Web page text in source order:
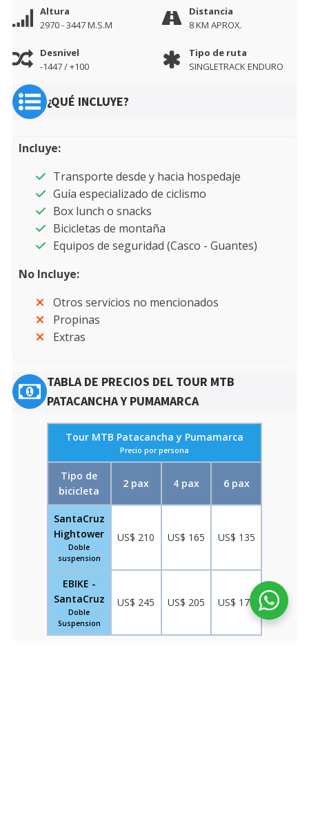
Altura
2970 - 3447 M.S.M
Distancia
8 KM APROX.
Desnivel
-1447 / +100
Tipo de ruta
SINGLETRACK ENDURO
¿QUÉ INCLUYE?
Incluye:
Transporte desde y hacia hospedaje
Guía especializado de ciclismo
Box lunch o snacks
Bicicletas de montaña
Equipos de seguridad (Casco - Guantes)
No Incluye:
Otros servicios no mencionados
Propinas
Extras
TABLA DE PRECIOS DEL TOUR MTB
PATACANCHA Y PUMAMARCA
Tour MTB Patacancha y Pumamarca
Precio por persona
Tipo de
bicicleta
2 pax 4 pax 6 pax
SantaCruz
Hightower
Doble
suspension
US$ 210 US$ 165 US$ 135
EBIKE -
SantaCruz
Doble
Suspension
US$ 245 US$ 205 US$ 175